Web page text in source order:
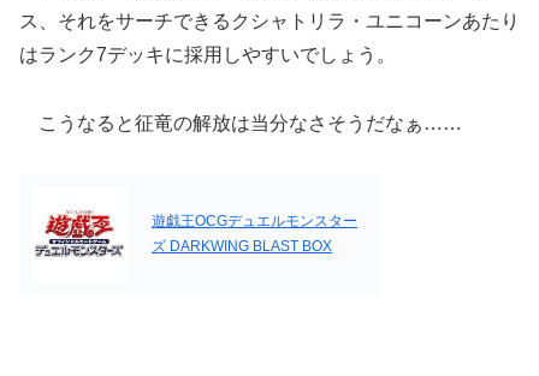
ス、それをサーチできるクシャトリラ・ユニコーンあたり
はランク7デッキに採用しやすいでしょう。
こうなると征竜の解放は当分なさそうだなぁ……
遊戯王OCGデュエルモンスター
ズ DARKWING BLAST BOX